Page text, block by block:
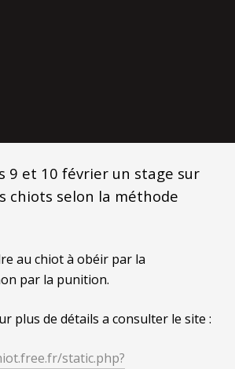
9 et 10 février un stage sur
chiots selon la méthode
au chiot à obéir par la
par la punition.
plus de détails a consulter le site :
static.php?